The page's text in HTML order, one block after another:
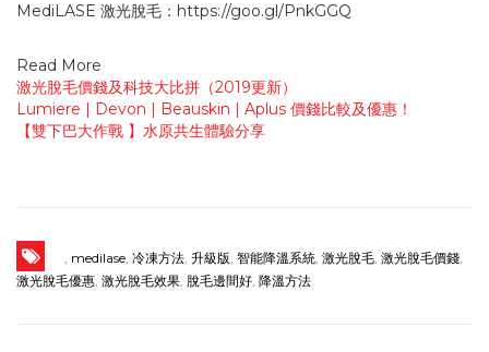
MediLASE 激光脫毛： https://goo.gl/PnkGGQ
Read More
激光脫毛價錢及科技大比拼（2019更新）
Lumiere | Devon | Beauskin | Aplus 價錢比較及優惠！
【雙下巴大作戰 】水原共生體驗分享
, medilase, 冷凍方法, 升級版, 智能降溫系統, 激光脫毛, 激光脫毛價錢,
激光脫毛優惠, 激光脫毛效果, 脫毛邊間好, 降溫方法